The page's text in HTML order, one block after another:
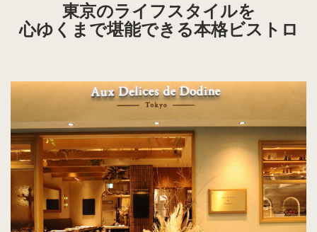
東京のライフスタイルを
心ゆくまで堪能できる本格ビストロ